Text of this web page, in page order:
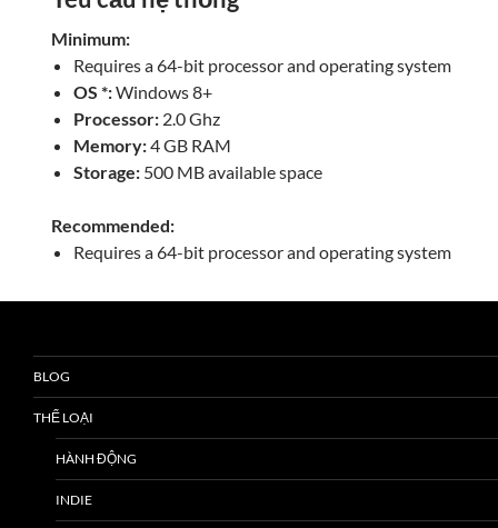
Minimum:
Requires a 64-bit processor and operating system
OS *:Windows 8+
Processor: 2.0 Ghz
Memory:4 GB RAM
Storage: 500 MB available space
Recommended:
Requires a 64-bit processor and operating system
BLOG
THỂ LOẠI
HÀNH ĐỘNG
INDIE